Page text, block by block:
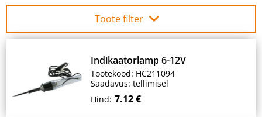
Toote filter
Indikaatorlamp 6-12V
Tootekood: HC211094
Saadavus: tellimisel
Hind: 7.12 €